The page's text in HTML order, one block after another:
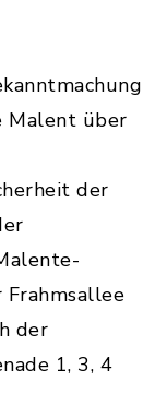
Malent über
der
Frahmsallee
der
1, 3, 4